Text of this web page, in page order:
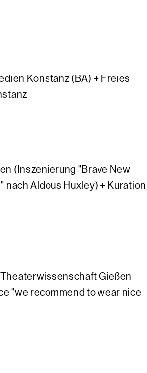
Konstanz (BA) + Freies
(Inszenierung "Brave New
nach Aldous Huxley) + Kuration
Gießen
"we recommend to wear nice